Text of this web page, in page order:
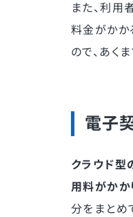
また、利用
料金がかか
ので、あく
電子
クラウド型
用料がかか
分をまとめ